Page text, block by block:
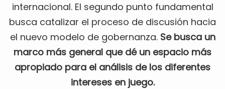
internacional. El segundo punto fundamental
busca catalizar el proceso de discusión hacia
el nuevo modelo de gobernanza. Se busca un
marco más general que dé un espacio más
apropiado para el análisis de los diferentes
intereses en juego.